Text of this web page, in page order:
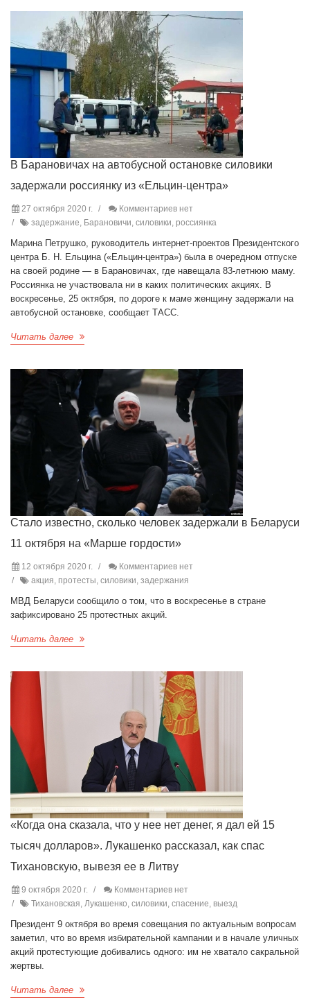
В Барановичах на автобусной остановке силовики
задержали россиянку из «Ельцин-центра»
27 октября 2020 г.
Комментариев нет
задержание, Барановичи, силовики, россиянка
Марина Петрушко, руководитель интернет-проектов Президентского
центра Б. Н. Ельцина («Ельцин-центра») была в очередном отпуске
на своей родине — в Барановичах, где навещала 83-летнюю маму.
Россиянка не участвовала ни в каких политических акциях. В
воскресенье, 25 октября, по дороге к маме женщину задержали на
автобусной остановке, сообщает ТАСС.
Читать далее
Стало известно, сколько человек задержали в Беларуси
11 октября на «Марше гордости»
12 октября 2020 г.
Комментариев нет
акция, протесты, силовики, задержания
МВД Беларуси сообщило о том, что в воскресенье в стране
зафиксировано 25 протестных акций.
Читать далее
«Когда она сказала, что у нее нет денег, я дал ей 15
тысяч долларов». Лукашенко рассказал, как спас
Тихановскую, вывезя ее в Литву
9 октября 2020 г.
Комментариев нет
Тихановская, Лукашенко, силовики, спасение, выезд
Президент 9 октября во время совещания по актуальным вопросам
заметил, что во время избирательной кампании и в начале уличных
акций протестующие добивались одного: им не хватало сакральной
жертвы.
Читать далее